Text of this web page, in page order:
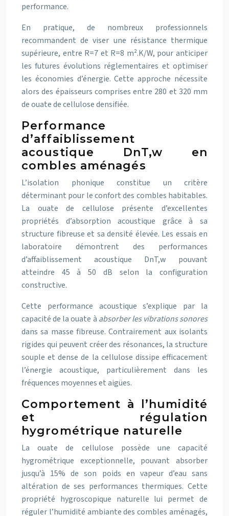
performance.
En pratique, de nombreux professionnels
recommandent de viser une résistance thermique
supérieure, entre R=7 et R=8 m².K/W, pour anticiper
les futures évolutions réglementaires et optimiser
les économies d’énergie. Cette approche nécessite
alors des épaisseurs comprises entre 280 et 320 mm
de ouate de cellulose densifiée.
Performance
d’affaiblissement
acoustique DnT,w en
combles aménagés
L’isolation phonique constitue un critère
déterminant pour le confort des combles habitables.
La ouate de cellulose présente d’excellentes
propriétés d’absorption acoustique grâce à sa
structure fibreuse et sa densité élevée. Les essais en
laboratoire démontrent des performances
d’affaiblissement acoustique DnT,w pouvant
atteindre 45 à 50 dB selon la configuration
constructive.
Cette performance acoustique s’explique par la
capacité de la ouate à absorber les vibrations sonores
dans sa masse fibreuse. Contrairement aux isolants
rigides qui peuvent créer des résonances, la structure
souple et dense de la cellulose dissipe efficacement
l’énergie acoustique, particulièrement dans les
fréquences moyennes et aigües.
Comportement à l’humidité
et régulation
hygrométrique naturelle
La ouate de cellulose possède une capacité
hygrométrique exceptionnelle, pouvant absorber
jusqu’à 15% de son poids en vapeur d’eau sans
altération de ses performances thermiques. Cette
propriété hygroscopique naturelle lui permet de
réguler l’humidité ambiante des combles aménagés,